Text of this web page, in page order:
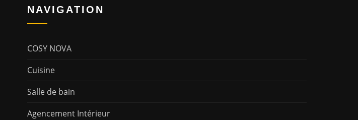
NAVIGATION
COSY NOVA
Cuisine
Salle de bain
Agencement Intérieur